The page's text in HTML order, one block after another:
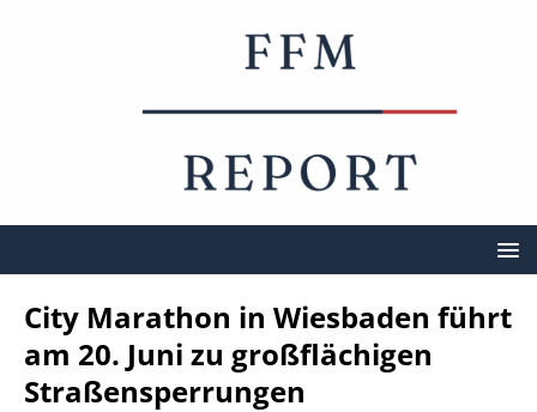
City Marathon in Wiesbaden führt
am 20. Juni zu großflächigen
Straßensperrungen